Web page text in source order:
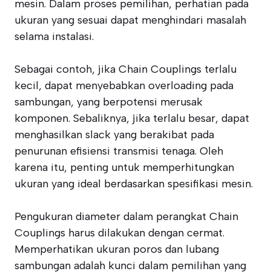
mesin. Dalam proses pemilihan, perhatian pada
ukuran yang sesuai dapat menghindari masalah
selama instalasi.
Sebagai contoh, jika Chain Couplings terlalu
kecil, dapat menyebabkan overloading pada
sambungan, yang berpotensi merusak
komponen. Sebaliknya, jika terlalu besar, dapat
menghasilkan slack yang berakibat pada
penurunan efisiensi transmisi tenaga. Oleh
karena itu, penting untuk memperhitungkan
ukuran yang ideal berdasarkan spesifikasi mesin.
Pengukuran diameter dalam perangkat Chain
Couplings harus dilakukan dengan cermat.
Memperhatikan ukuran poros dan lubang
sambungan adalah kunci dalam pemilihan yang